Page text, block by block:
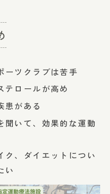
ーツクラブは苦手
テロールが高め
患がある
聞いて、効果的な運動
ク、ダイエットについ
い